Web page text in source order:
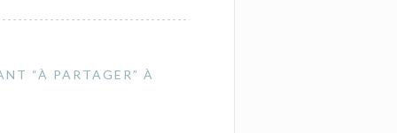
“À PARTAGER” À